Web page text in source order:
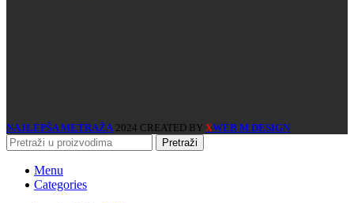
NAJLEPŠA METRAŽA 2024 CREATED BY XWEB M DESIGN
Pretraži
Menu
Categories